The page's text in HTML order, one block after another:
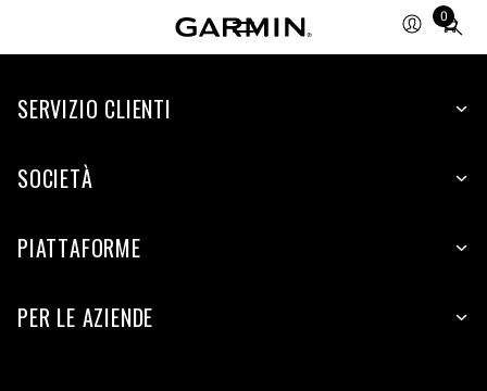
0
Total
items
cart:
SERVIZIO CLIENTI
SOCIETÀ
PIATTAFORME
PER LE AZIENDE